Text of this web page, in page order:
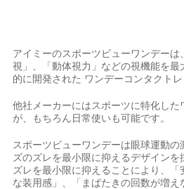
アイミーのスポーツビューワンデーは
視」、「動体視力」などの視機能を最
的に開発された ワンデーコンタクトレ
他社メーカーにはスポーツに特化した
が、もちろん日常使いも可能です。
スポーツビューワンデーは眼球運動
ズのズレを最小限に抑えるデザイン
ズレを最小限に抑えることにより、
な装用感」、「まばたきの回数が増